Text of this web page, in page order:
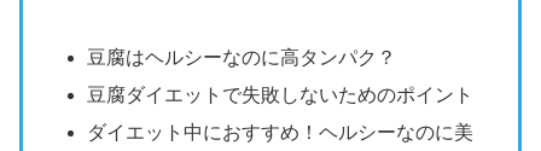
豆腐はヘルシーなのに高タンパク？
豆腐ダイエットで失敗しないためのポイント
ダイエット中におすすめ！ヘルシーなのに美